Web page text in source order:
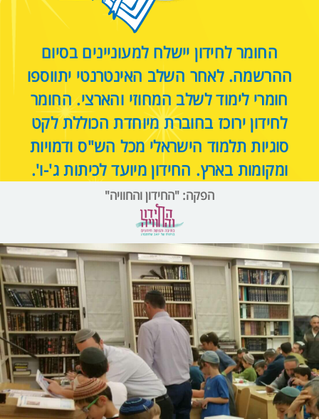
החומר לחידון יישלח למעוניינים בסיום
ההרשמה. לאחר השלב האינטרנטי יתווספו
חומרי לימוד לשלב המחוזי והארצי. החומר
לחידון ירוכז בחוברת מיוחדת הכוללת לקט
סוגיות תלמוד הישראלי מכל הש"ס ודמויות
ומקומות בארץ. החידון מיועד לכיתות ג'-ו'.
הפקה: "החידון והחוויה"